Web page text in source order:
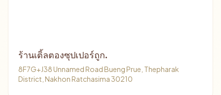
ร้านเติ้ลตองซุปเปอร์ถูก.
8F7G+J38 Unnamed Road Bueng Prue, Thepharak
District, Nakhon Ratchasima 30210